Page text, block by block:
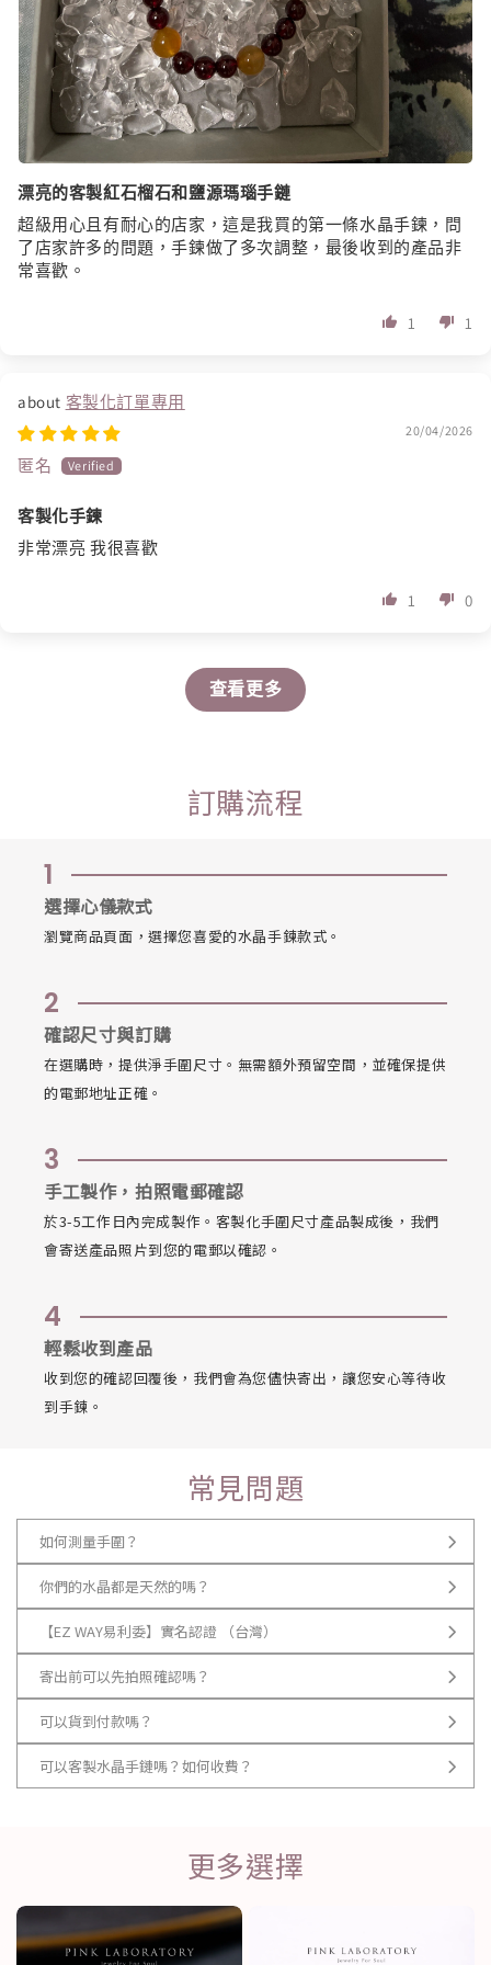
漂亮的客製紅石榴石和鹽源瑪瑙手鏈
超級用心且有耐心的店家，這是我買的第一條水晶手鍊，問
了店家許多的問題，手鍊做了多次調整，最後收到的產品非
常喜歡。
1 1
客製化訂單專用
20/04/2026
匿名
客製化手鍊
非常漂亮 我很喜歡
1 0
查看更多
訂購流程
1
選擇心儀款式
瀏覽商品頁面，選擇您喜愛的水晶手鍊款式。
2
確認尺寸與訂購
在選購時，提供淨手圍尺寸。無需額外預留空間，並確保提供
的電郵地址正確。
3
手工製作，拍照電郵確認
於3-5工作日內完成製作。客製化手圍尺寸產品製成後，我們
會寄送產品照片到您的電郵以確認。
4
輕鬆收到產品
收到您的確認回覆後，我們會為您儘快寄出，讓您安心等待收
到手鍊。
常見問題
如何測量手圍？
你們的水晶都是天然的嗎？
【EZ WAY易利委】實名認證 （台灣）
寄出前可以先拍照確認嗎？
可以貨到付款嗎？
可以客製水晶手鏈嗎？如何收費？
更多選擇